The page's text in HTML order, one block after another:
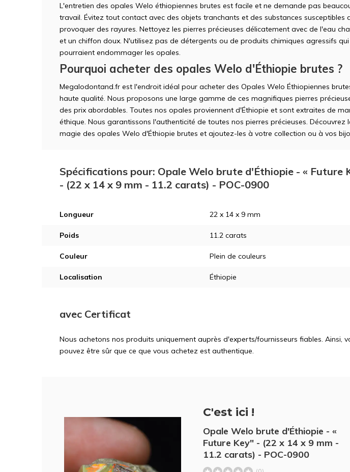
L'entretien des opales Welo éthiopiennes brutes est facile et ne demande pas
travail. Évitez tout contact avec des objets tranchants et des substances susceptibles
provoquer des rayures. Nettoyez les pierres précieuses délicatement avec de l'eau
et un chiffon doux. N'utilisez pas de détergents ou de produits chimiques agressifs qui
pourraient endommager les opales.
Pourquoi acheter des opales Welo d'Éthiopie brutes ?
Megalodontand.fr est l'endroit idéal pour acheter des Opales Welo Éthiopiennes
haute qualité. Nous proposons une large gamme de ces magnifiques pierres
des prix abordables. Toutes nos opales proviennent d'Éthiopie et sont extraites de
éthique. Nous garantissons l'authenticité de toutes nos pierres précieuses. Découvrez
magie des opales Welo d'Éthiopie brutes et ajoutez-les à votre collection ou à vos
Spécifications pour: Opale Welo brute d'Éthiopie - « Future
- (22 x 14 x 9 mm - 11.2 carats) - POC-0900
Longueur 22 x 14 x 9 mm
Poids 11.2 carats
Couleur Plein de couleurs
Localisation Éthiopie
avec Certificat
Nous achetons nos produits uniquement auprès d'experts/fournisseurs fiables. Ainsi,
pouvez être sûr que ce que vous achetez est authentique.
C'est ici !
Opale Welo brute d'Éthiopie - «
Future Key" - (22 x 14 x 9 mm -
11.2 carats) - POC-0900